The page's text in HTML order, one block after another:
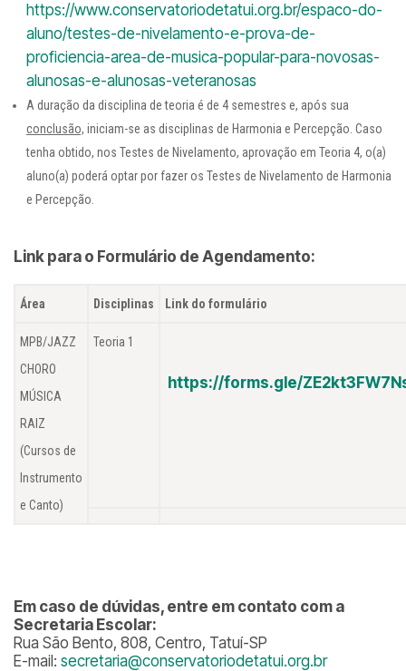
https://www.conservatoriodetatui.org.br/espaco-do-
aluno/testes-de-nivelamento-e-prova-de-
proficiencia-area-de-musica-popular-para-novosas-
alunosas-e-alunosas-veteranosas
A duração da disciplina de teoria é de 4 semestres e, após sua
conclusão, iniciam-se as disciplinas de Harmonia e Percepção. Caso
tenha obtido, nos Testes de Nivelamento, aprovação em Teoria 4, o(a)
aluno(a) poderá optar por fazer os Testes de Nivelamento de Harmonia
e Percepção.
Link para o Formulário de Agendamento:
Área Disciplinas Link do formulário
MPB/JAZZ
CHORO
MÚSICA
RAIZ
(Cursos de
Instrumento
e Canto)
Teoria 1
https://forms.gle/
Em caso de dúvidas, entre em contato com a
Secretaria Escolar:
Rua São Bento, 808, Centro, Tatuí-SP
E-mail: secretaria@conservatoriodetatui.org.br